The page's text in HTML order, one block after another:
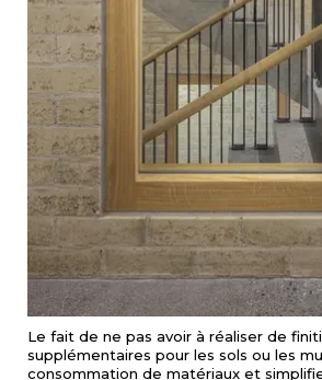
Le fait de ne pas avoir à réaliser de
supplémentaires pour les sols ou les
consommation de matériaux et